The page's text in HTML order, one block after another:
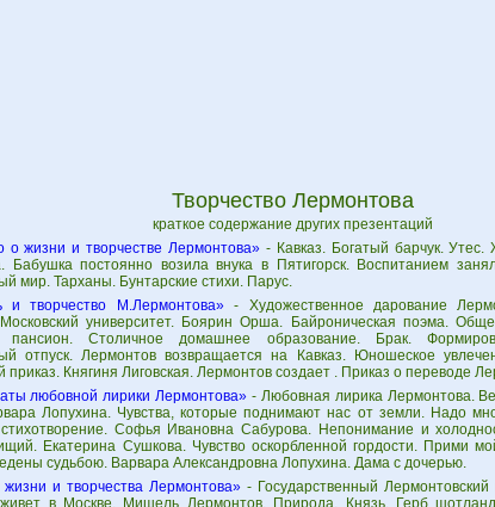
Творчество Лермонтова
краткое содержание других презентаций
о жизни и творчестве Лермонтова» - Кавказ. Богатый барчук.
Бабушка постоянно возила внука в Пятигорск. Воспитанием
мир. Тарханы. Бунтарские стихи. Парус.
и творчество М.Лермонтова»- Художественное дарование
университет. Боярин Орша. Байроническая поэма.
пансион. Столичное домашнее образование. Брак.
отпуск. Лермонтов возвращается на Кавказ. Юношеское
приказ. Княгиня Лиговская. Лермонтов создает . Приказ о переводе
любовной лирики Лермонтова» - Любовная лирика Лермонтова.
Лопухина. Чувства, которые поднимают нас от земли. Надо
Софья Ивановна Сабурова. Непонимание и
Екатерина Сушкова. Чувство оскорбленной гордости. Прими
судьбою. Варвара Александровна Лопухина. Дама с дочерью.
жизни и творчества Лермонтова»- Государственный Лермонтовский
в Москве. Мишель Лермонтов. Природа. Князь. Герб